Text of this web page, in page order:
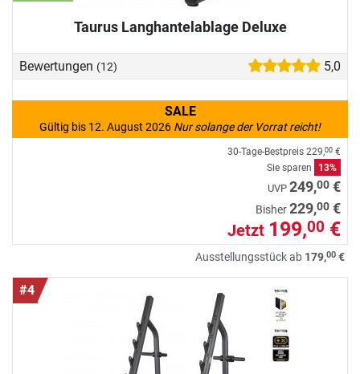
Taurus Langhantelablage Deluxe
Bewertungen (12) 5,0
SALE
Gültig bis 12. August 2026 Nur solange der Vorrat reicht!
30-Tage-Bestpreis 229,00 €
Sie sparen
13%
UVP 249,00 €
Bisher229,00 €
Jetzt 199,00 €
Ausstellungsstück ab 179,00 €
#4